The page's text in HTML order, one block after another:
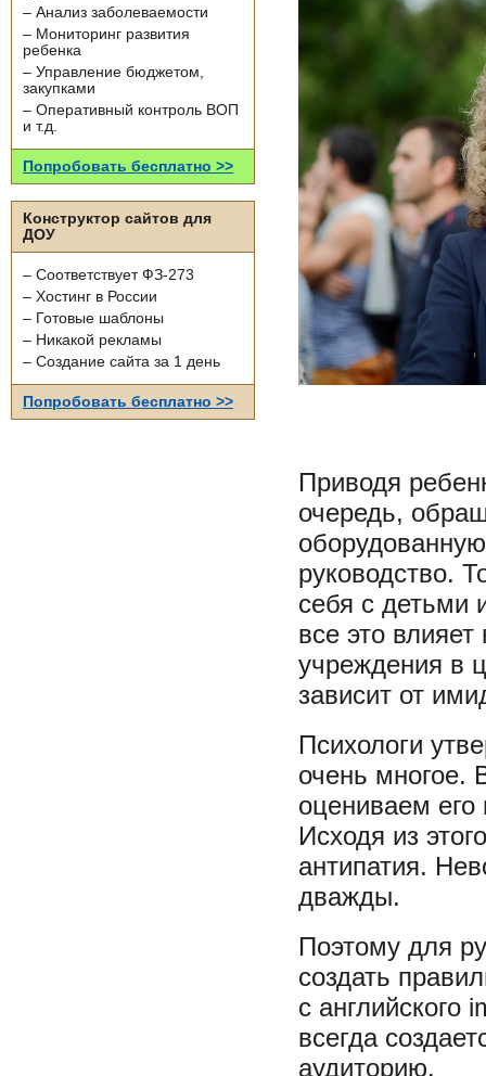
– Анализ заболеваемости
– Мониторинг развития
ребенка
– Управление бюджетом,
закупками
– Оперативный контроль ВОП
и т.д.
Попробовать бесплатно >>
Конструктор сайтов для
ДОУ
– Соответствует ФЗ-273
– Хостинг в России
– Готовые шаблоны
– Никакой рекламы
– Создание сайта за 1 день
Попробовать бесплатно >>
Приводя
очередь,
руководство.
себя с детьми
все это
учреждения в
зависит от
Психологи
очень многое.
оцениваем
Исходя из
антипатия.
дважды.
Поэтому для
создать
с английского
всегда
аудиторию.